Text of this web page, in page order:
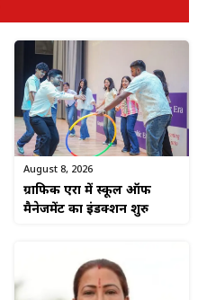
August 8, 2026
ग्राफिक एरा में स्कूल ऑफ
मैनेजमेंट का इंडक्शन शुरु